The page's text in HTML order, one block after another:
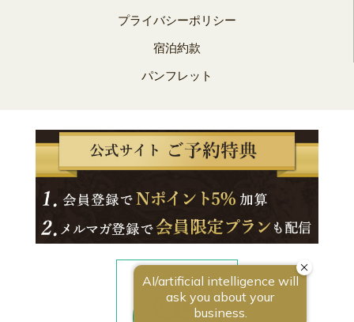
プライバシーポリシー
宿泊約款
パンフレット